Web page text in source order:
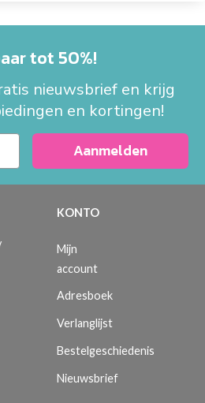
tot 50%!
nieuwsbrief en krijg
en kortingen!
Aanmelden
KONTO
Mijn
account
Adresboek
Verlanglijst
Bestelgeschiedenis
Nieuwsbrief